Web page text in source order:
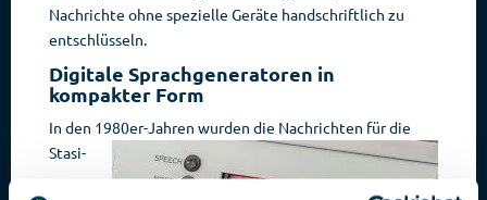
Nachrichte ohne spezielle Geräte handschriftlich zu
entschlüsseln.
Digitale Sprachgeneratoren in
kompakter Form
In den 1980er-Jahren wurden die Nachrichten für die
Stasi-